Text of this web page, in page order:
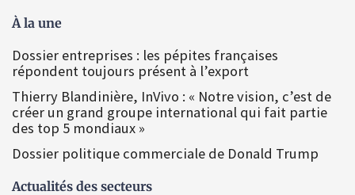
À la une
Dossier entreprises : les pépites françaises
répondent toujours présent à l’export
Thierry Blandinière, InVivo : « Notre vision, c’est de
créer un grand groupe international qui fait partie
des top 5 mondiaux »
Dossier politique commerciale de Donald Trump
Actualités des secteurs